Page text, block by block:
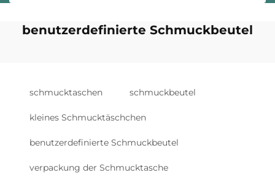
benutzerdefinierte Schmuckbeutel
schmucktaschen schmuckbeutel
kleines Schmucktäschchen
benutzerdefinierte Schmuckbeutel
verpackung der Schmucktasche